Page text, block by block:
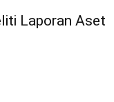
Laporan Aset